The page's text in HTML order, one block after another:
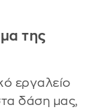
της
εργαλείο
δάση μας,